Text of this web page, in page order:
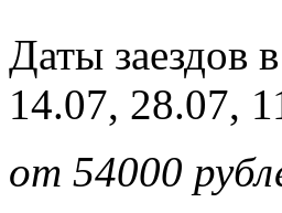
Даты заездов
14.07, 28.07,
от 54000